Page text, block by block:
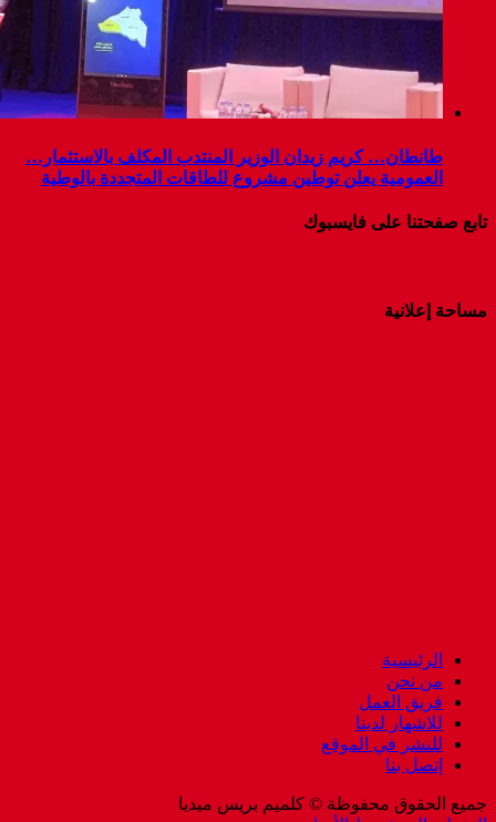
طانطان… كريم زيدان الوزير المنتدب المكلف بالاستثمار…
العمومية يعلن توطين مشروع للطاقات المتجددة بالوطية
تابع صفحتنا على فايسبوك
مساحة إعلانية
الرئيسية
من نحن
فريق العمل
للاشهار لدينا
للنشر في الموقع
إتصل بنا
جميع الحقوق محفوظة © كلميم بريس ميديا